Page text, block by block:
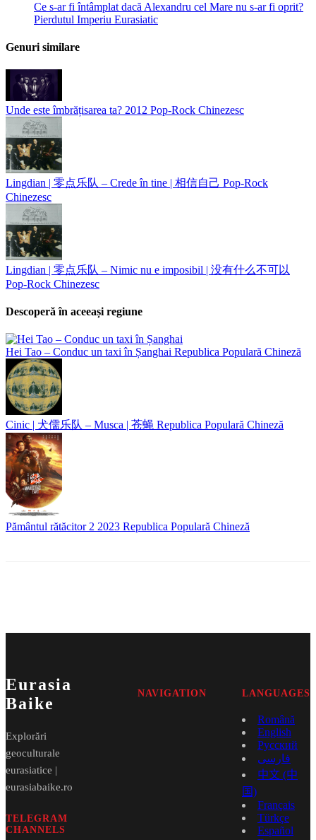
Ce s-ar fi întâmplat dacă Alexandru cel Mare nu s-ar fi oprit?
Pierdutul Imperiu Eurasiatic
Genuri similare
Unde este îmbrățisarea ta? 2012 Pop-Rock Chinezesc
Lingdian | 零点乐队 – Crede în tine | 相信自己 Pop-Rock
Chinezesc
Lingdian | 零点乐队 – Nimic nu e imposibil | 没有什么不可以
Pop-Rock Chinezesc
Descoperă în aceeași regiune
Hei Tao – Conduc un taxi în Șanghai Republica Populară Chineză
Cinic | 犬儒乐队 – Musca | 苍蝇 Republica Populară Chineză
Pământul rătăcitor 2 2023 Republica Populară Chineză
Eurasia
Baike
Explorări
geoculturale
eurasiatice |
eurasiabaike.ro
TELEGRAM
CHANNELS
NAVIGATION LANGUAGES
Română
English
Русский
فارسی
中文 (中
国)
Français
Türkçe
Español